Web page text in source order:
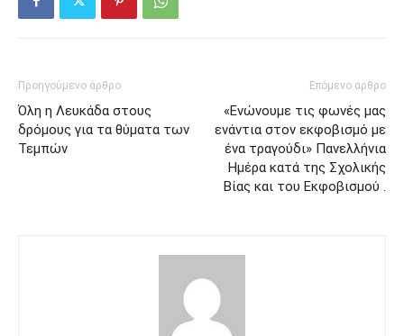
Προηγούμενο άρθρο
Όλη η Λευκάδα στους
δρόμους για τα θύματα των
Τεμπών
Επόμενο άρθρο
«Ενώνουμε τις φωνές μας
ενάντια στον εκφοβισμό με
ένα τραγούδι» Πανελλήνια
Ημέρα κατά της Σχολικής
Βίας και του Εκφοβισμού .